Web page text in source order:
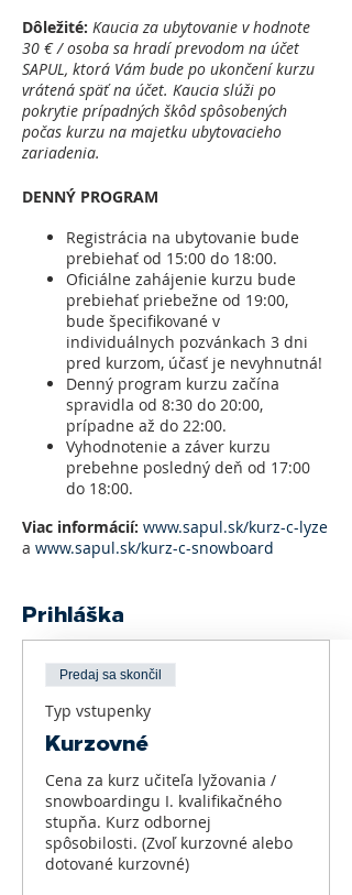
Dôležité: Kaucia za ubytovanie v hodnote
30 € / osoba sa hradí prevodom na účet
SAPUL, ktorá Vám bude po ukončení kurzu
vrátená späť na účet. Kaucia slúži po
pokrytie prípadných škôd spôsobených
počas kurzu na majetku ubytovacieho
zariadenia.
DENNÝ PROGRAM
Registrácia na ubytovanie bude
prebiehať od 15:00 do 18:00.
Oficiálne zahájenie kurzu bude
prebiehať priebežne od 19:00,
bude špecifikované v
individuálnych pozvánkach 3 dni
pred kurzom, účasť je nevyhnutná!
Denný program kurzu začína
spravidla od 8:30 do 20:00,
prípadne až do 22:00.
Vyhodnotenie a záver kurzu
prebehne posledný deň od 17:00
do 18:00.
Viac informácií: www.sapul.sk/kurz-c-lyze
a www.sapul.sk/kurz-c-snowboard
Prihláška
Predaj sa skončil
Typ vstupenky
Kurzovné
Cena za kurz učiteľa lyžovania /
snowboardingu I. kvalifikačného
stupňa. Kurz odbornej
spôsobilosti. (Zvoľ kurzovné alebo
dotované kurzovné)